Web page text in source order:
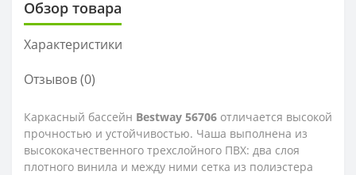
Обзор товара
Характеристики
Отзывов (0)
Каркасный бассейн Bestway 56706 отличается высокой
прочностью и устойчивостью. Чаша выполнена из
высококачественного трехслойного ПВХ: два слоя
плотного винила и между ними сетка из полиэстера